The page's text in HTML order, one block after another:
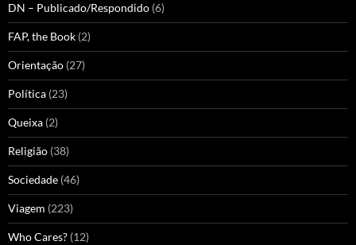
DN – Publicado/Respondido (6)
FAP, the Book (2)
Orientação (27)
Política (23)
Queixa (2)
Religião (38)
Sociedade (46)
Viagem (223)
Who Cares? (12)